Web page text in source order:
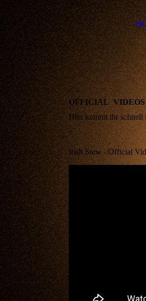
OFFICIAL VIDEOS
Hier kommt ihr schnell
Irish Stew - Official